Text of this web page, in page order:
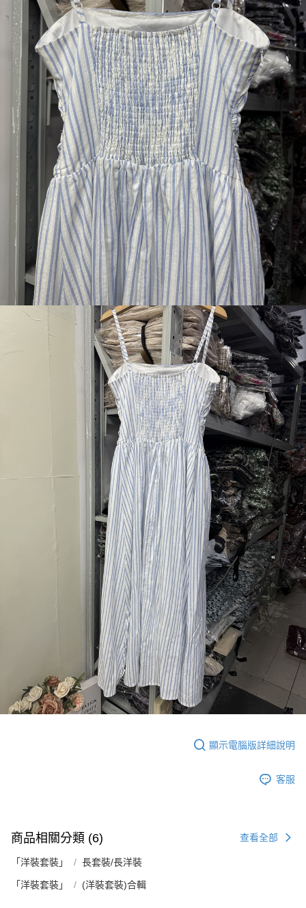
顯示電腦版詳細說明
客服
商品相關分類 (6) 查看全部
「洋裝套裝」 長套裝/長洋裝
「洋裝套裝」 (洋裝套裝)合輯